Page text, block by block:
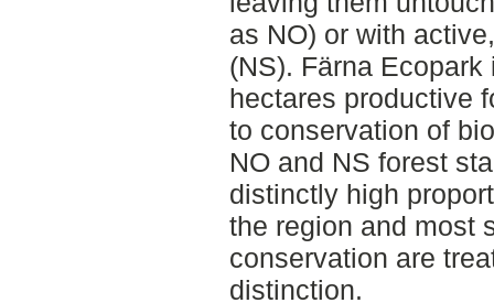
as NO) or with
(NS). Färna
hectares productive
to conservation of
NO and NS forest
distinctly high
the region and most
conservation are
distinction.